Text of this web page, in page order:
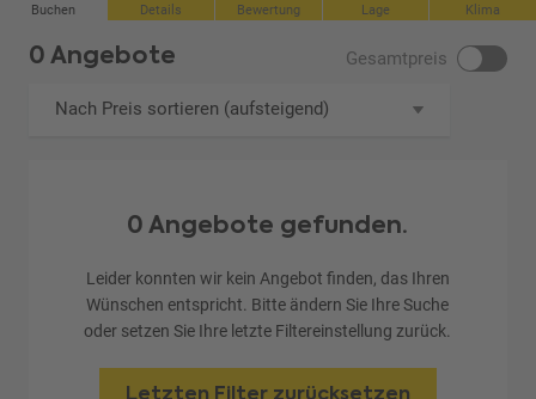
Buchen Details Bewertung Lage Klima
0 Angebote Gesamtpreis
Nach Preis sortieren (aufsteigend)
0 Angebote gefunden.
Leider konnten wir kein Angebot finden, das Ihren
Wünschen entspricht. Bitte ändern Sie Ihre Suche
oder setzen Sie Ihre letzte Filtereinstellung zurück.